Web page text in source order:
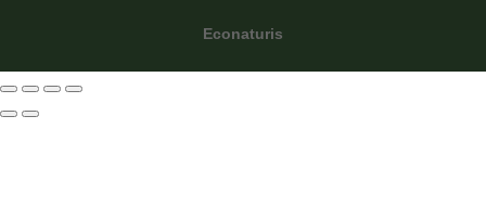
Econaturis